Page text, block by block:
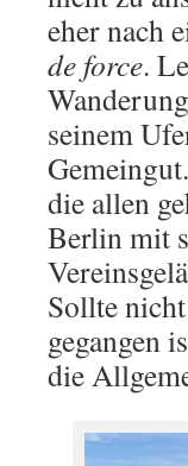
eher nach
de force.
seinem
die allen
Berlin mit
Sollte
gegangen
die